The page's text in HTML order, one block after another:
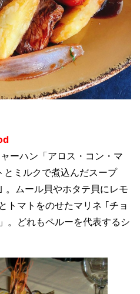
ーハン「アロス・コン・マ
とミルクで煮込んだスープ
。ムール貝やホタテ貝にレモ
トマトをのせたマリネ ｢チョ
。どれもペルーを代表するシ